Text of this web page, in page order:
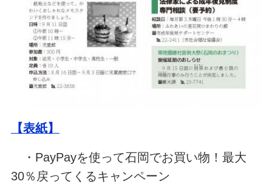
【表紙】
・PayPayを使って石岡でお買い物！最大
30％戻ってくるキャンペーン